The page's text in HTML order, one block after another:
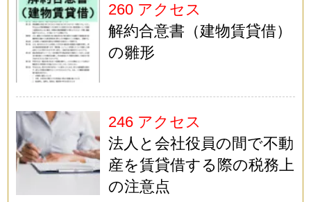
260 アクセス
解約合意書（建物賃貸借）
の雛形
246 アクセス
法人と会社役員の間で不動
産を賃貸借する際の税務上
の注意点